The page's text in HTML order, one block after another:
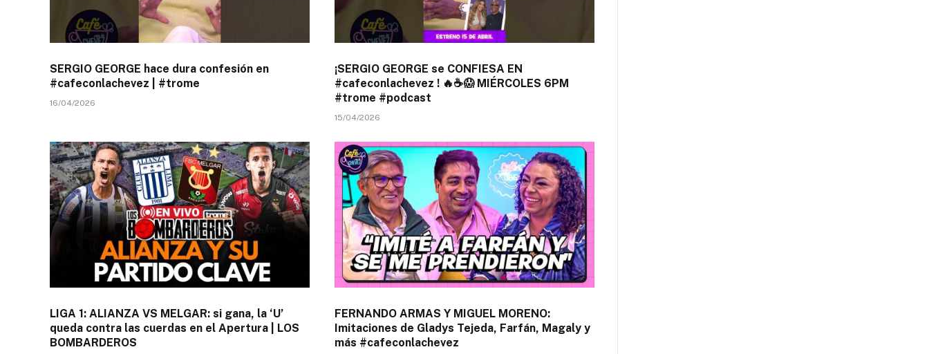
SERGIO GEORGE hace dura confesión en
#cafeconlachevez | #trome
16/04/2026
¡SERGIO GEORGE se CONFIESA EN
#cafeconlachevez ! 🔥☕😱 MIÉRCOLES 6PM
#trome #podcast
15/04/2026
LIGA 1: ALIANZA VS MELGAR: si gana, la ‘U’
queda contra las cuerdas en el Apertura | LOS
BOMBARDEROS
FERNANDO ARMAS Y MIGUEL MORENO:
Imitaciones de Gladys Tejeda, Farfán, Magaly y
más #cafeconlachevez